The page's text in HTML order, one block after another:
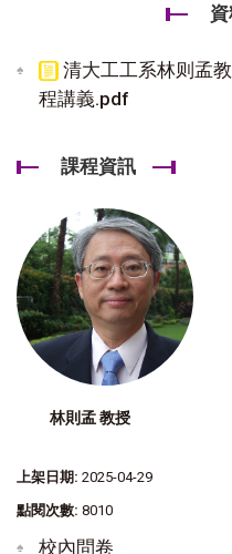
清大工工系林则孟
程講義.pdf
課程資訊
林則孟 教授
上架日期: 2025-04-29
點閱次數: 8010
校內問卷